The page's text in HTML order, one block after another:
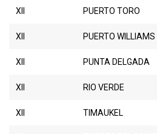
XII PUERTO TORO
XII PUERTO WILLIAMS
XII PUNTA DELGADA
XII RIO VERDE
XII TIMAUKEL